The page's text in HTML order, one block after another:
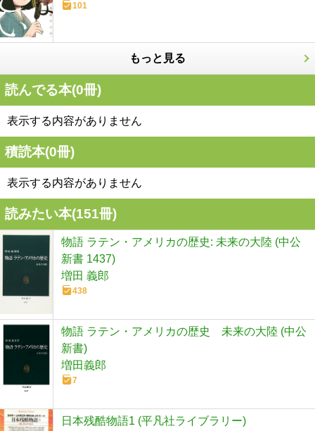
101
もっと見る
読んでる本(0冊)
表示する内容がありません
積読本(0冊)
表示する内容がありません
読みたい本(151冊)
物語 ラテン・アメリカの歴史: 未来の大陸 (中公
新書 1437)
増田 義郎
438
物語 ラテン・アメリカの歴史 未来の大陸 (中公
新書)
増田義郎
7
日本残酷物語1 (平凡社ライブラリー)